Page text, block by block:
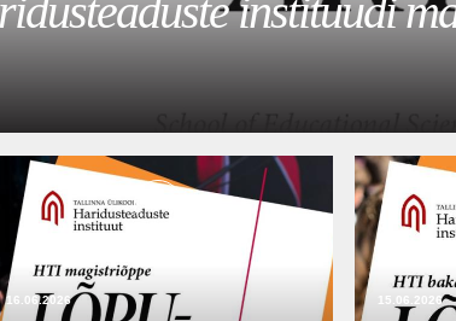
instituudi
16.06.2026 15.06.2026